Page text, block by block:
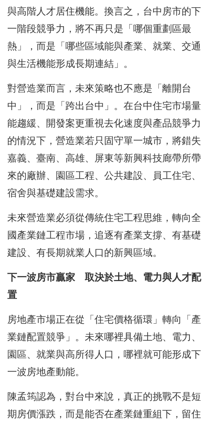
與高階人才居住機能。換言之，台中房市的下
一階段競爭力，將不再只是「哪個重劃區最
熱」，而是「哪些區域能與產業、就業、交通
與生活機能形成長期連結」。
對營造業而言，未來策略也不應是「離開台
中」，而是「跨出台中」。在台中住宅市場量
能趨緩、開發案更重視去化速度與產品競爭力
的情況下，營造業若只固守單一城市，將錯失
嘉義、臺南、高雄、屏東等新興科技廊帶所帶
來的廠辦、園區工程、公共建設、員工住宅、
宿舍與基礎建設需求。
未來營造業必須從傳統住宅工程思維，轉向全
國產業鏈工程市場，追逐有產業支撐、有基礎
建設、有長期就業人口的新興區域。
下一波房市贏家 取決於土地、電力與人才配
置
房地產市場正在從「住宅價格循環」轉向「產
業鏈配置競爭」。未來哪裡具備土地、電力、
園區、就業與高所得人口，哪裡就可能形成下
一波房地產動能。
陳孟筠認為，對台中來說，真正的挑戰不是短
期房價漲跌，而是能否在產業鏈重組下，留住